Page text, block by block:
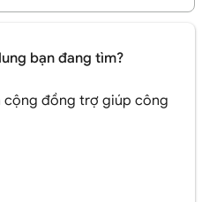
bạn đang tìm?
cộng đồng trợ giúp công